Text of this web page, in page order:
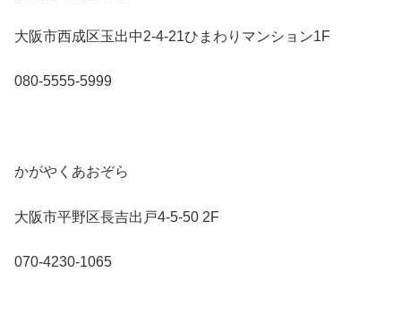
大阪市西成区玉出中2-4-21ひまわりマンション1F
080-5555-5999
かがやくあおぞら
大阪市平野区長吉出戸4-5-50 2F
070-4230-1065